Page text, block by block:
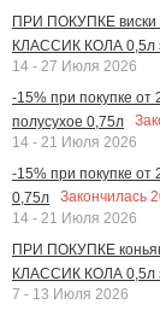
ПРИ ПОКУПКЕ
КЛАССИК КОЛА 0,5л
14 - 27 Июля 2026
-15% при покупке
полусухое 0,75л
14 - 21 Июля 2026
-15% при покупке
0,75л
Закончилась
14 - 21 Июля 2026
ПРИ ПОКУПКЕ
КЛАССИК КОЛА 0,5л
7 - 13 Июля 2026